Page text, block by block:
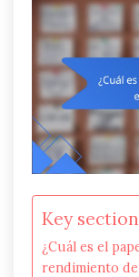
Key
¿Cuál es el
rendimiento